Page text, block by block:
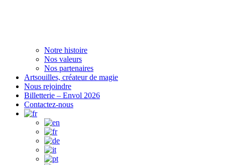
Notre histoire
Nos valeurs
Nos partenaires
Artsouilles, créateur de magie
Nous rejoindre
Billetterie – Envol 2026
Contactez-nous